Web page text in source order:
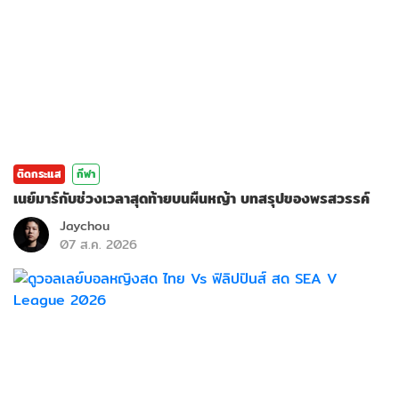
ติดกระแส กีฬา
เนย์มาร์กับช่วงเวลาสุดท้ายบนผืนหญ้า บทสรุปของพรสวรรค์
Jaychou
07 ส.ค. 2026